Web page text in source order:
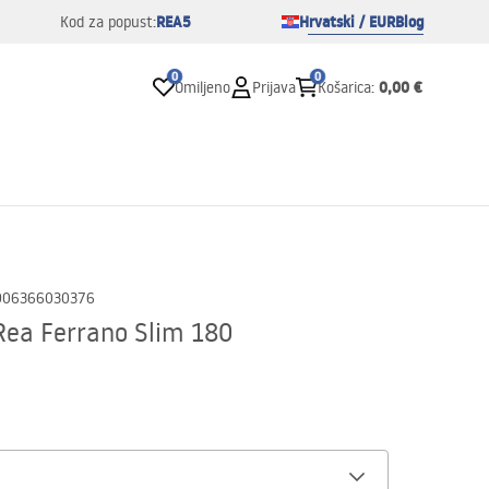
Kod za popust:REA5 Hrvatski / EURBlog
0
Omiljeno Prijava
0
Košarica: 0,00 €
Ferrano Slim 180